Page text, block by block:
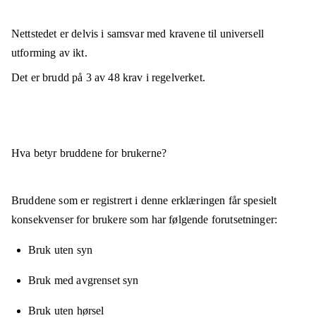
Nettstedet erdelvis i samsvarmed kravene til universell
utforming av ikt.
Det er brudd på 3av48krav i regelverket.
Hva betyr bruddene for brukerne?
Bruddene som er registrert i denne erklæringen får spesielt
konsekvenser for brukere som har følgende forutsetninger:
Bruk uten syn
Bruk med avgrenset syn
Bruk uten hørsel